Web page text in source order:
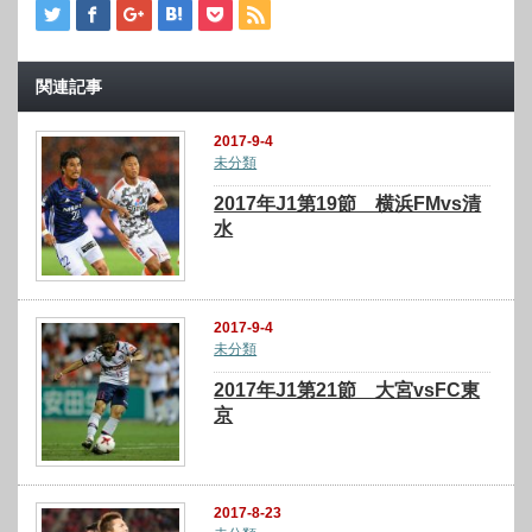
関連記事
2017-9-4
未分類
2017年J1第19節 横浜FMvs清
水
2017-9-4
未分類
2017年J1第21節 大宮vsFC東
京
2017-8-23